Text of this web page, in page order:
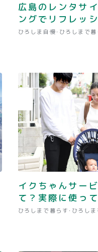
広島のレンタサ
ングでリフレッ
ひろしま自慢･ひろしまで
イクちゃんサー
て？実際に使っ
ひろしまで暮らす･ひろし